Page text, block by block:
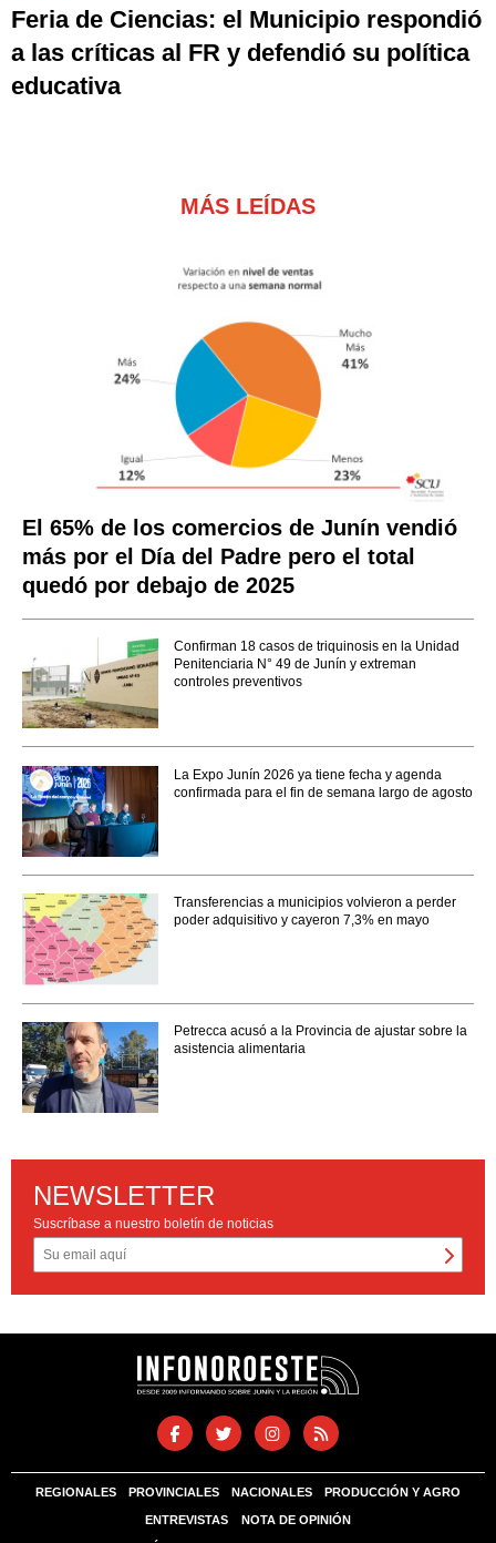
Feria de Ciencias: el Municipio respondió
a las críticas al FR y defendió su política
educativa
MÁS LEÍDAS
El 65% de los comercios de Junín vendió
más por el Día del Padre pero el total
quedó por debajo de 2025
Confirman 18 casos de triquinosis en la Unidad
Penitenciaria N° 49 de Junín y extreman
controles preventivos
La Expo Junín 2026 ya tiene fecha y agenda
confirmada para el fin de semana largo de agosto
Transferencias a municipios volvieron a perder
poder adquisitivo y cayeron 7,3% en mayo
Petrecca acusó a la Provincia de ajustar sobre la
asistencia alimentaria
NEWSLETTER
Suscríbase a nuestro boletín de noticias
REGIONALES PROVINCIALES NACIONALES PRODUCCIÓN Y AGRO
ENTREVISTAS NOTA DE OPINIÓN